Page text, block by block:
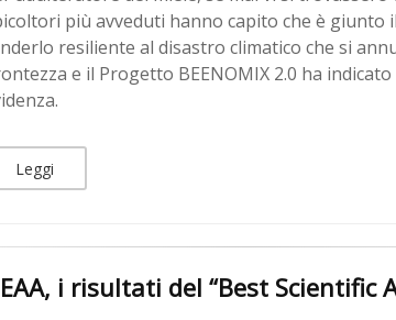
più avveduti hanno capito che è giunto
resiliente al disastro climatico che si
e il Progetto BEENOMIX 2.0 ha
Leggi
i risultati del “Best Scientific